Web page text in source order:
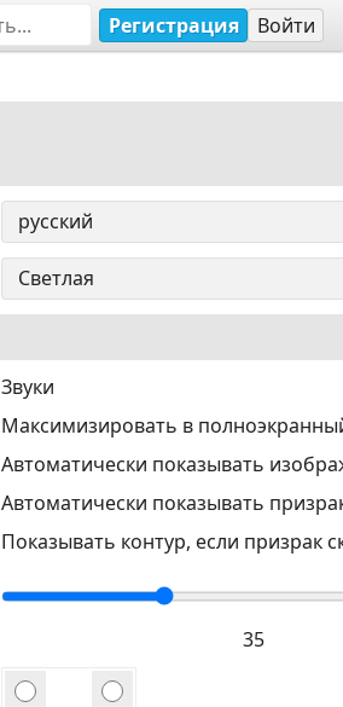
Регистрация Войти
Звуки
Максимизировать в
Автоматически показывать
Автоматически показывать
Показывать контур, если призрак